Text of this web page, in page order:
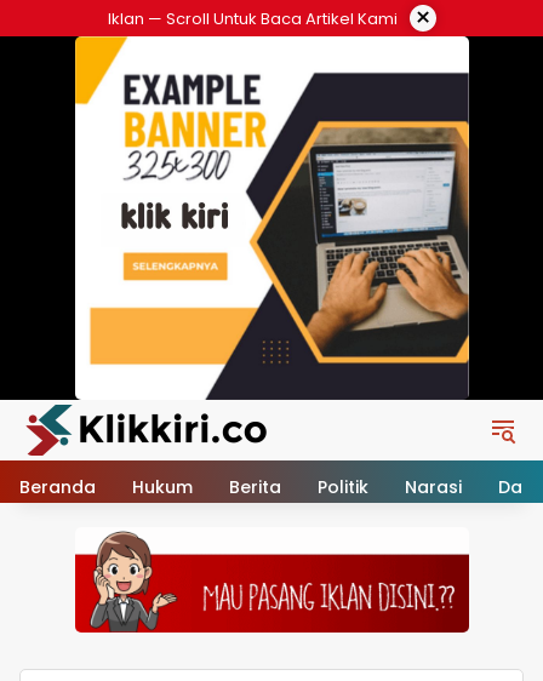
ke
Iklan — Scroll Untuk Baca Artikel Kami ×
Beranda Hukum Berita Politik Narasi